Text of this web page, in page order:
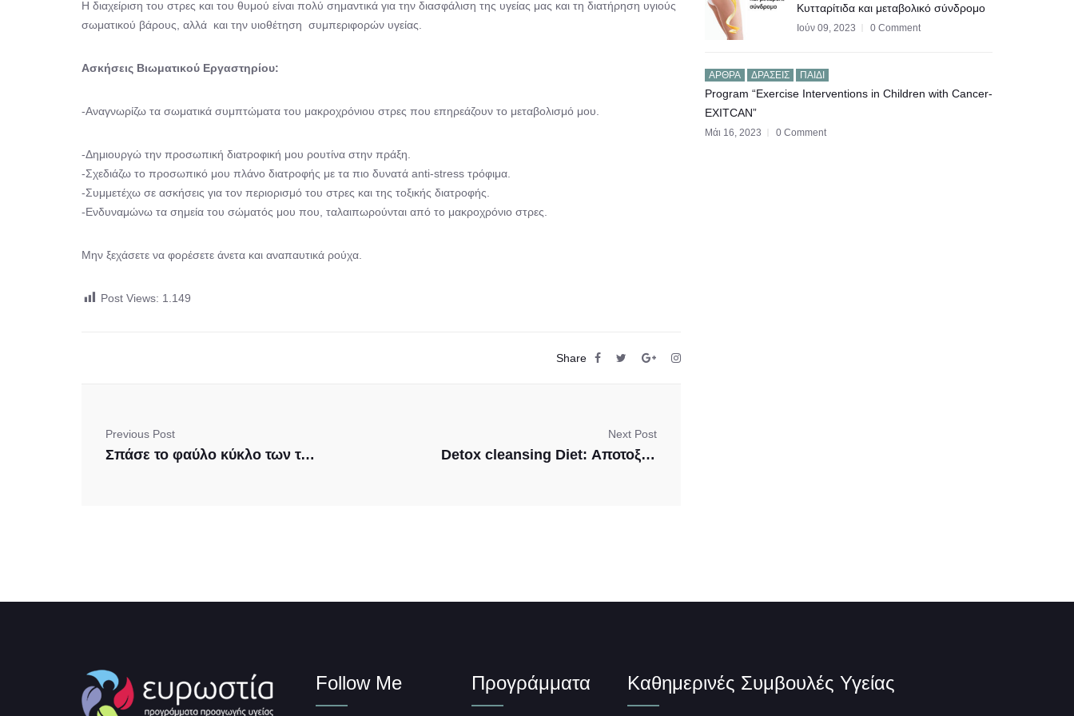
Η διαχείριση του στρες και του θυμού είναι πολύ σημαντικά για την διασφάλιση της υγείας μας και τη διατήρηση υγιούς
σωματικού βάρους, αλλά και την υιοθέτηση συμπεριφορών υγείας.
Ασκήσεις Βιωματικού Εργαστηρίου:
-Αναγνωρίζω τα σωματικά συμπτώματα του μακροχρόνιου στρες που επηρεάζουν το μεταβολισμό μου.
-Δημιουργώ την προσωπική διατροφική μου ρουτίνα στην πράξη.
-Σχεδιάζω το προσωπικό μου πλάνο διατροφής με τα πιο δυνατά anti-stress τρόφιμα.
-Συμμετέχω σε ασκήσεις για τον περιορισμό του στρες και της τοξικής διατροφής.
-Ενδυναμώνω τα σημεία του σώματός μου που, ταλαιπωρούνται από το μακροχρόνιο στρες.
Μην ξεχάσετε να φορέσετε άνετα και αναπαυτικά ρούχα.
Post Views: 1.149
Share
Previous Post
Σπάσε το φαύλο κύκλο των τοξινών
Next Post
Detox cleansing Diet: Αποτοξίνωση σε όλα τα επίπεδα
Κυτταρίτιδα και μεταβολικό σύνδρομο
Ιούν 09, 2023 0 Comment
ΆΡΘΡΑ ΔΡΆΣΕΙΣ ΠΑΙΔΊ
Program “Exercise Interventions in Children with Cancer-
EXITCAN”
Μάι 16, 2023 0 Comment
Follow Me Προγράμματα Καθημερινές Συμβουλές Υγείας